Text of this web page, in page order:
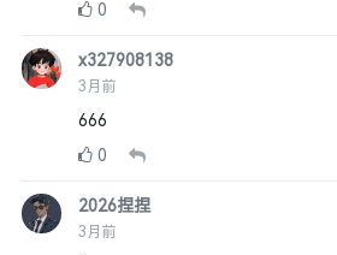
0
x327908138
3月前
666
0
2026捏捏
3月前